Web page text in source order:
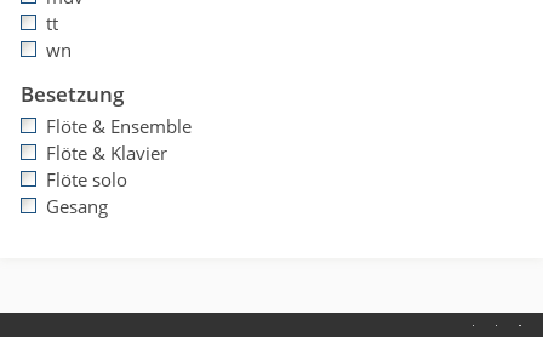
tt
wn
Besetzung
Flöte & Ensemble
Flöte & Klavier
Flöte solo
Gesang